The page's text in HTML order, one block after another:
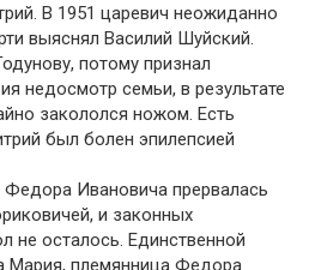
В 1951 царевич неожиданно
выяснял Василий Шуйский.
потому признал
недосмотр семьи, в результате
закололся ножом. Есть
был болен эпилепсией
Ивановича прервалась
и законных
не осталось. Единственной
Мария, племянница Федора